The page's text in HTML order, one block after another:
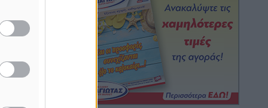
Τοπικές Ειδήσεις• πριν 9 ώρες
Iατρικός Σύλλογος Ροδου προς Α.
Γεωργιάδη: Στρατηγικές Προτάσεις για
την Ενίσχυση της Δημόσιας Υγείας στη
Νησιωτική Ελλάδα και στα
Νοσοκομεία της Γ΄ Ζώνης